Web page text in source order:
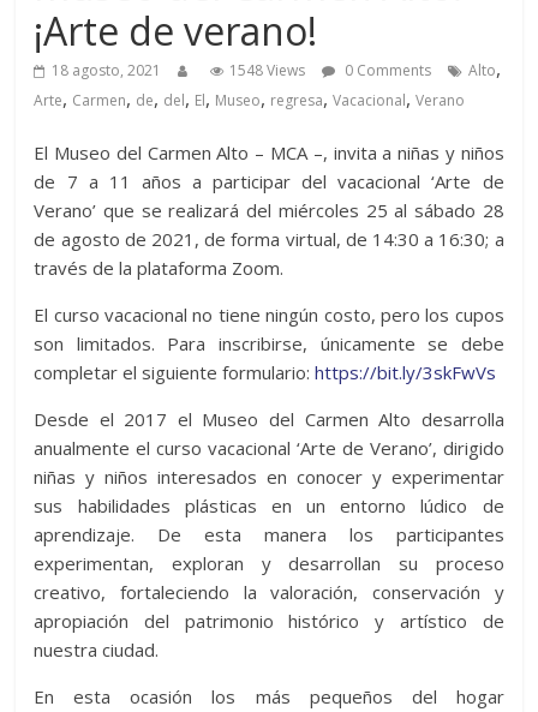
¡Arte de verano!
18 agosto, 2021 1548 Views 0 Comments Alto,
Arte, Carmen, de, del, El, Museo, regresa,Vacacional,Verano
El Museo del Carmen Alto – MCA –, invita a niñas y niños
de 7 a 11 años a participar del vacacional ‘Arte de
Verano’ que se realizará del miércoles 25 al sábado 28
de agosto de 2021, de forma virtual, de 14:30 a 16:30; a
través de la plataforma Zoom.
El curso vacacional no tiene ningún costo, pero los cupos
son limitados. Para inscribirse, únicamente se debe
completar el siguiente formulario:https://bit.ly/3skFwVs
Desde el 2017 el Museo del Carmen Alto desarrolla
anualmente el curso vacacional ‘Arte de Verano’, dirigido
niñas y niños interesados en conocer y experimentar
sus habilidades plásticas en un entorno lúdico de
aprendizaje. De esta manera los participantes
experimentan, exploran y desarrollan su proceso
creativo, fortaleciendo la valoración, conservación y
apropiación del patrimonio histórico y artístico de
nuestra ciudad.
En esta ocasión los más pequeños del hogar